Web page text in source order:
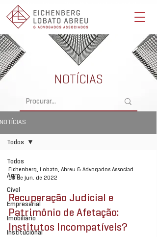
Eichenberg, Lobato, Abreu & Advogados Associados -
Advocacia Full Service
NOTÍCIAS
Todos
Agro
Cível
Empresarial
Imobiliário
Institucional
Todos
Eichenberg, Lobato, Abreu & Advogados Associados
13 de jun. de 2022
Recuperação Judicial e
Patrimônio de Afetação:
Institutos Incompatíveis?
NOTÍCIAS